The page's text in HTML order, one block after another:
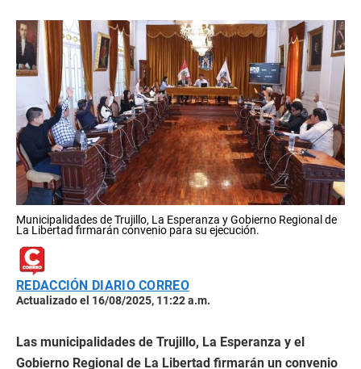
Municipalidades de Trujillo, La Esperanza y Gobierno Regional de
La Libertad firmarán convenio para su ejecución.
REDACCIÓN DIARIO CORREO
Actualizado el 16/08/2025, 11:22 a.m.
Las municipalidades de Trujillo, La Esperanza y el
Gobierno Regional de La Libertad firmarán un convenio